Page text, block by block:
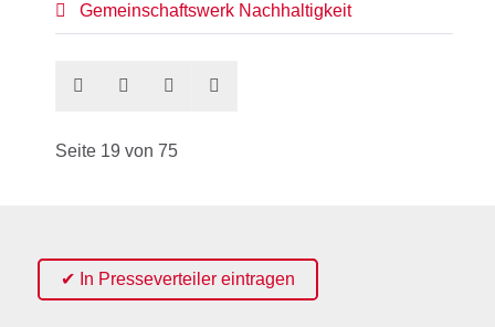
Gemeinschaftswerk Nachhaltigkeit
Seite 19 von 75
✔ In Presseverteiler eintragen